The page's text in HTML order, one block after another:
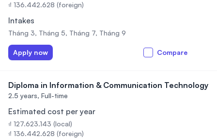
₫ 136.442.628 (foreign)
Intakes
Tháng 3, Tháng 5, Tháng 7, Tháng 9
Apply now Compare
Diploma in Information & Communication Technology
2.5 years, Full-time
Estimated cost per year
₫ 127.623.143 (local)
₫ 136.442.628 (foreign)